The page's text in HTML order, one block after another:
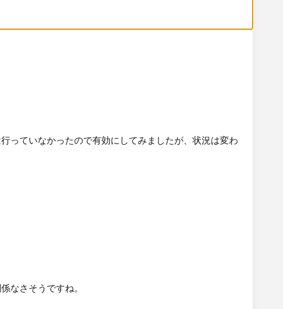
っていなかったので有効にしてみましたが、状況は変わ
なさそうですね。